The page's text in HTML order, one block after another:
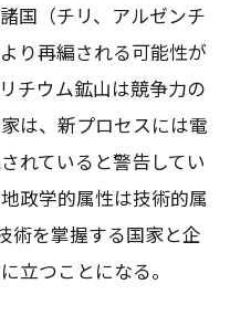
国（チリ、アルゼンチ
り再編される可能性が
チウム鉱山は競争力の
は、新プロセスには電
れていると警告してい
政学的属性は技術的属
術を掌握する国家と企
立つことになる。